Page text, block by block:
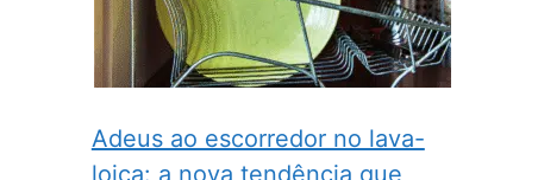
Adeus ao escorredor no lava-
loiça: a nova tendência que